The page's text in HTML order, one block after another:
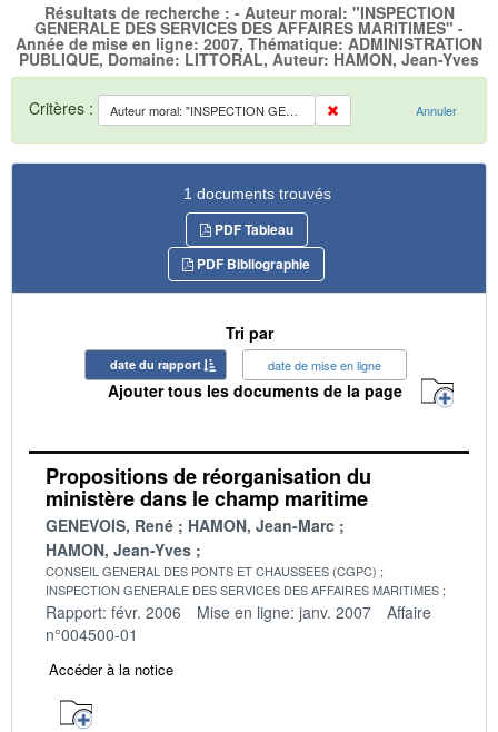
Résultats de recherche : - Auteur moral: "INSPECTION
GENERALE DES SERVICES DES AFFAIRES MARITIMES" -
Année de mise en ligne: 2007, Thématique: ADMINISTRATION
PUBLIQUE, Domaine: LITTORAL, Auteur: HAMON, Jean-Yves
Critères : Auteur moral: "INSPECTION GENERALE DES SERVICES DES AFFAIRES MARITIMES" Annuler
1 documents trouvés
PDF Tableau
PDF Bibliographie
Tri par
date du rapport date de mise en ligne
Ajouter tous les documents de la page
Propositions de réorganisation du
ministère dans le champ maritime
GENEVOIS, René
HAMON, Jean-Marc
HAMON, Jean-Yves
CONSEIL GENERAL DES PONTS ET CHAUSSEES (CGPC)
INSPECTION GENERALE DES SERVICES DES AFFAIRES MARITIMES
Rapport: févr. 2006 Mise en ligne: janv. 2007
Affaire
n°004500-01
Accéder à la notice